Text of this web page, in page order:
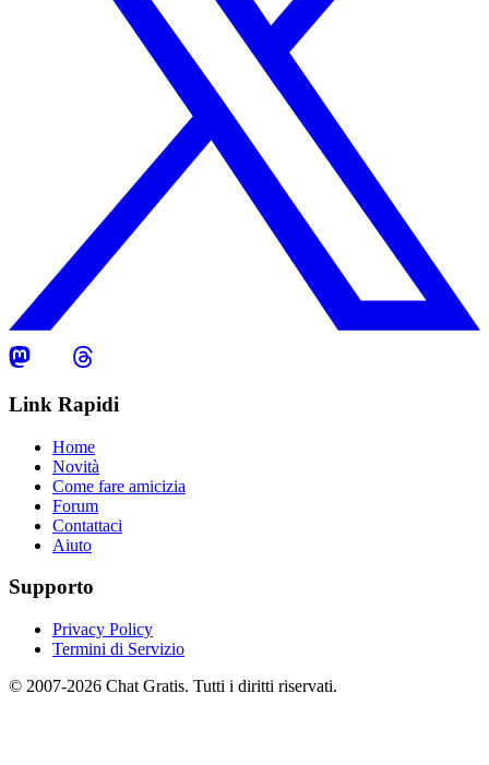
Link Rapidi
Home
Novità
Come fare amicizia
Forum
Contattaci
Aiuto
Supporto
Privacy Policy
Termini di Servizio
© 2007-2026 Chat Gratis. Tutti i diritti riservati.